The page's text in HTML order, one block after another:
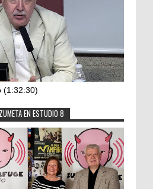
(1:32:30)
EN ESTUDIO 8